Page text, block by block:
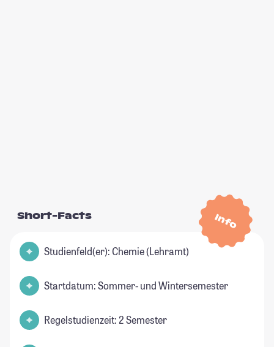
Info
Short-Facts
Studienfeld(er): Chemie (Lehramt)
Startdatum: Sommer- und Wintersemester
Regelstudienzeit: 2 Semester